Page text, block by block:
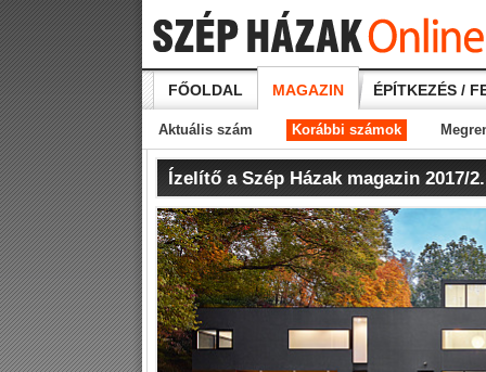
FŐOLDAL MAGAZIN ÉPÍTKEZÉS /
Aktuális szám Korábbi számok
Ízelítő a Szép Házak magazin 2017/